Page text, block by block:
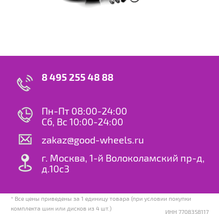
8 495 255 48 88
Пн-Пт 08:00-24:00
Сб, Вс 10:00-24:00
zakaz@good-wheels.ru
г. Москва, 1-й Волоколамский пр-д,
д.10с3
* Все цены приведены за 1 единицу товара (при условии покупки
комплекта шин или дисков из 4 шт.)
ИНН 7708358117